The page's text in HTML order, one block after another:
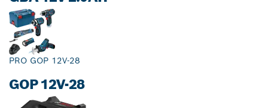
PRO GOP 12V-28
GOP 12V-28